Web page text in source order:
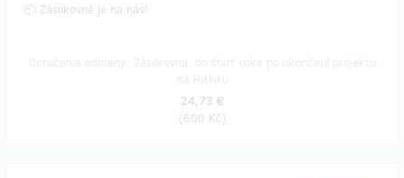
📦 Zásilkovné je na nás!
24,73 €
(600 Kč)